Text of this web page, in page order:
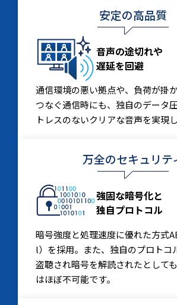
安定の高品質
音声の途切れや
遅延を回避
通信環境の悪い拠点や、負荷が掛
つなぐ通信時にも、独自のデータ
トレスのないクリアな音声を実現し
万全のセキュリテ
強固な暗号化と
独自プロトコル
暗号強度と処理速度に優れた方式
l）を採用。また、独自のプロトコ
盗聴され暗号を解読されたとして
はほぼ不可能です。